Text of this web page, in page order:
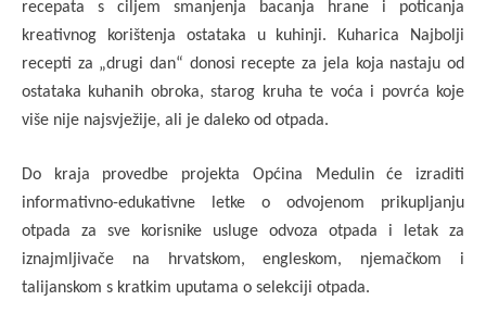
recepata s ciljem smanjenja bacanja hrane i poticanja
kreativnog korištenja ostataka u kuhinji. Kuharica Najbolji
recepti za „drugi dan“ donosi recepte za jela koja nastaju od
ostataka kuhanih obroka, starog kruha te voća i povrća koje
više nije najsvježije, ali je daleko od otpada.
Do kraja provedbe projekta Općina Medulin će izraditi
informativno-edukativne letke o odvojenom prikupljanju
otpada za sve korisnike usluge odvoza otpada i letak za
iznajmljivače na hrvatskom, engleskom, njemačkom i
talijanskom s kratkim uputama o selekciji otpada.